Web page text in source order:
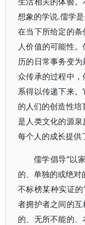
想象的学说.儒学
在当下所给定的
人价值的可能性
历的日常事务变
众传承的过程中
系得以传递下来
的人们的创造性
是人类文化的源
每个人的成长提供
儒学倡导“以
的、单独的或绝
不标榜某种实证
者拥护者之间的
的、无所不能的